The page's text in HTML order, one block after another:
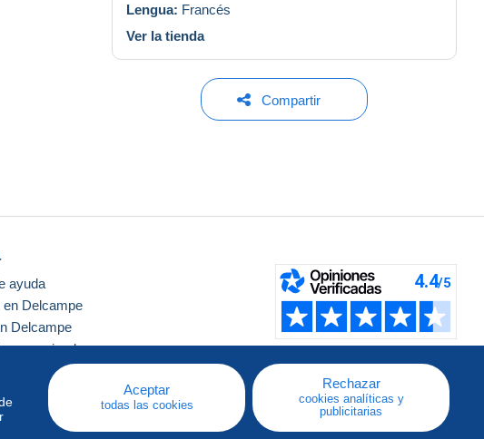
Lengua: Francés
Ver la tienda
Compartir
Aceptar
todas las cookies
Rechazar
cookies analíticas y
publicitarias
ayuda
Delcampe
Delcampe
securizada